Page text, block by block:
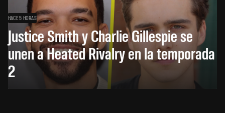
HACE 5 HORAS
Justice Smith y Charlie Gillespie se
unen a Heated Rivalry en la temporada
2